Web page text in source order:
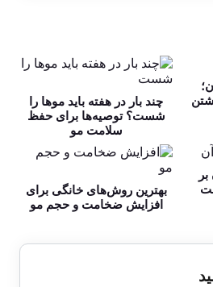
چند بار در هفته باید موها را
شست؟ توصیه‌ها برای حفظ
سلامت مو
بهترین روش‌های خانگی برای
افزایش ضخامت و حجم مو